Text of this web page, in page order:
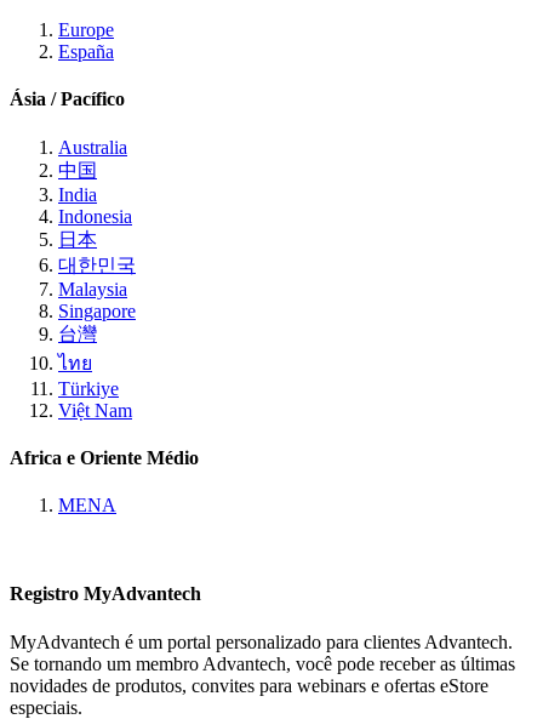
Europe
España
Ásia / Pacífico
Australia
中国
India
Indonesia
日本
대한민국
Malaysia
Singapore
台灣
ไทย
Türkiye
Việt Nam
Africa e Oriente Médio
MENA
Registro MyAdvantech
MyAdvantech é um portal personalizado para clientes Advantech.
Se tornando um membro Advantech, você pode receber as últimas
novidades de produtos, convites para webinars e ofertas eStore
especiais.